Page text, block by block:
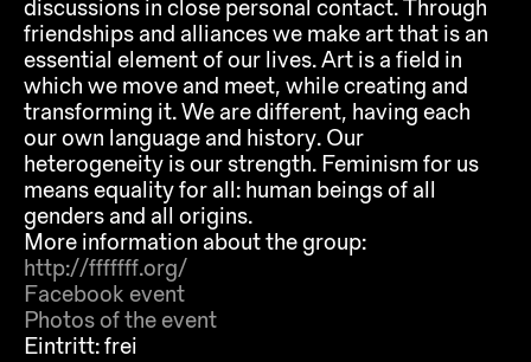
discussions in close personal contact. Through
friendships and alliances we make art that is an
essential element of our lives. Art is a field in
which we move and meet, while creating and
transforming it. We are different, having each
our own language and history. Our
heterogeneity is our strength. Feminism for us
means equality for all: human beings of all
genders and all origins.
More information about the group:
http://fffffff.org/
Facebook event
Photos of the event
Eintritt:frei